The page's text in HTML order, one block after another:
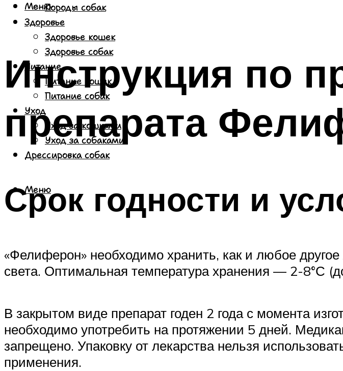
Породы собак
Здоровье
Здоровье кошек
Здоровье собак
Питание
Питание кошек
Питание собак
Уход
Уход за кошками
Уход за собаками
Дрессировка собак
Меню
Меню
Инструкция по
препарата
Срок годности и
«Фелиферон» необходимо хранить, как и любое
света. Оптимальная температура хранения — 2-8°С
В закрытом виде препарат годен 2 года с момента
необходимо употребить на протяжении 5 дней.
запрещено. Упаковку от лекарства нельзя
применения.